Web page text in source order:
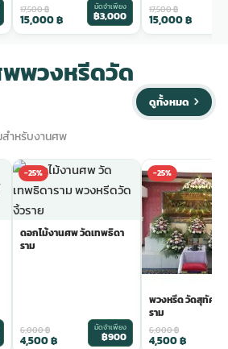
17,500฿
15,000฿
มัดจำเพียง
฿3,000 17,500฿
15,000฿
พวงหรีดวัด
ำหรับงานศพ
ดูทั้งหมด
-25%
ดอกไม้งานศพ วัดเทพธิดา
ราม
6,000฿
4,500฿
มัดจำเพียง
฿900
-25%
พวงหรีด วัดสุทัศนเ
ราม
6,000฿
4,500฿